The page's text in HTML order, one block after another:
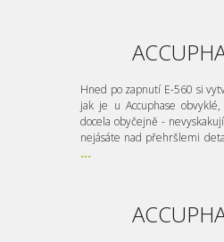
Hned po zapnutí E-560 si
jak je u Accuphase
docela obyčejně -
nejásáte nad přehršlemi
...